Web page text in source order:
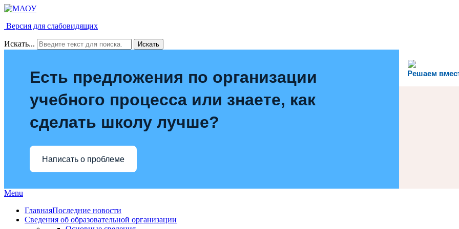
Версия для слабовидящих
Искать... Искать
Решаем
Есть предложения по организации
учебного процесса или знаете, как
сделать школу лучше?
Написать о проблеме
Menu
ГлавнаяПоследние новости
Сведения об образовательной организации